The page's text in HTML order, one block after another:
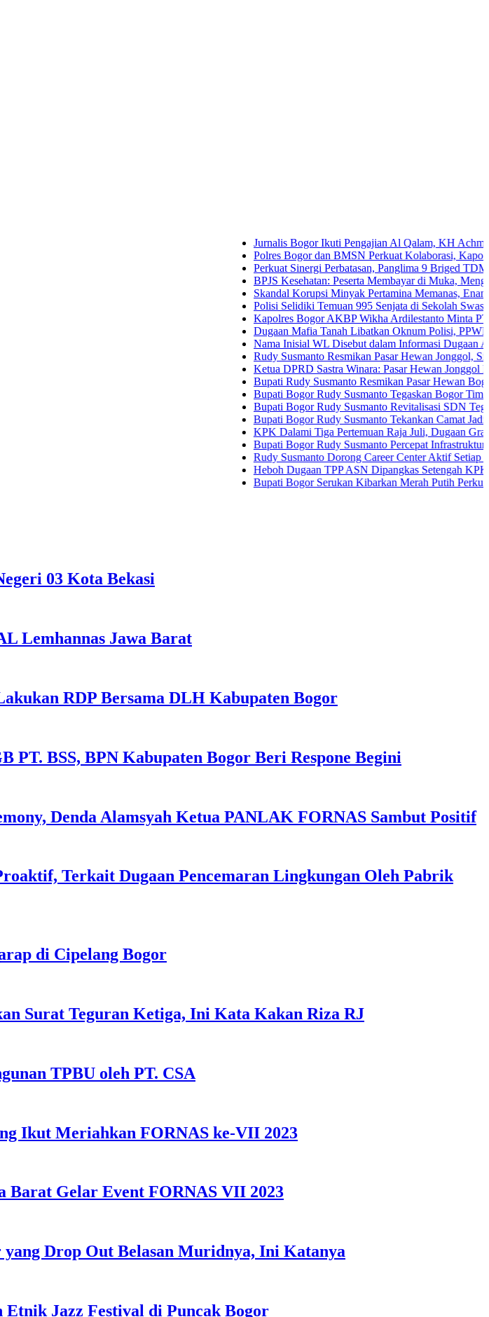
Jurnalis Bogor Ikuti Pengajian Al Qalam, KH Achmad
Polres Bogor dan BMSN Perkuat Kolaborasi, Kapolres
Perkuat Sinergi Perbatasan, Panglima 9 Briged TDM
BPJS Kesehatan: Peserta Membayar di Muka, Mengapa
Skandal Korupsi Minyak Pertamina Memanas, Enam
Polisi Selidiki Temuan 995 Senjata di Sekolah Swasta Jakarta
Kapolres Bogor AKBP Wikha Ardilestanto Minta PT PMC
Dugaan Mafia Tanah Libatkan Oknum Polisi, PPWI Desak
Nama Inisial WL Disebut dalam Informasi Dugaan
Rudy Susmanto Resmikan Pasar Hewan Jonggol, Siapkan
Ketua DPRD Sastra Winara: Pasar Hewan Jonggol Dorong
Bupati Rudy Susmanto Resmikan Pasar Hewan Bogor,
Bupati Bogor Rudy Susmanto Tegaskan Bogor Timur
Bupati Bogor Rudy Susmanto Revitalisasi SDN Tegal
Bupati Bogor Rudy Susmanto Tekankan Camat Jadi Ujung
KPK Dalami Tiga Pertemuan Raja Juli, Dugaan Gratifikasi
Bupati Bogor Rudy Susmanto Percepat Infrastruktur untuk
Rudy Susmanto Dorong Career Center Aktif Setiap Hari
Heboh Dugaan TPP ASN Dipangkas Setengah KPK Bidik
Bupati Bogor Serukan Kibarkan Merah Putih Perkuat
03 Kota Bekasi
Lemhannas Jawa Barat
RDP Bersama DLH Kabupaten Bogor
BSS, BPN Kabupaten Bogor Beri Respone Begini
Denda Alamsyah Ketua PANLAK FORNAS Sambut Positif
Terkait Dugaan Pencemaran Lingkungan Oleh Pabrik
di Cipelang Bogor
Surat Teguran Ketiga, Ini Kata Kakan Riza RJ
TPBU oleh PT. CSA
Ikut Meriahkan FORNAS ke-VII 2023
Barat Gelar Event FORNAS VII 2023
Drop Out Belasan Muridnya, Ini Katanya
Jazz Festival di Puncak Bogor